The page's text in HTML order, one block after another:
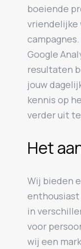
boeiende
vriendelijke
Google
resultaten
jouw
kennis op
verder uit
Het
Wij bieden
enthousiast
in
voor
wij een